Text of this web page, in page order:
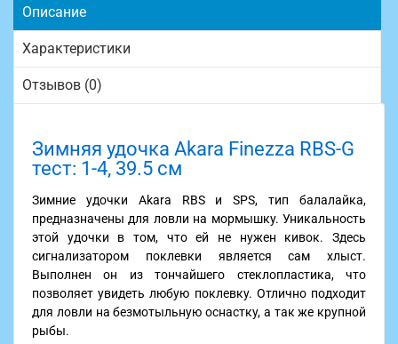
Описание
Характеристики
Отзывов (0)
Зимняя удочка Akara Finezza RBS-G
тест: 1-4, 39.5 см
Зимние удочки Akara RBS и SPS, тип балалайка,
предназначены для ловли на мормышку. Уникальность
этой удочки в том, что ей не нужен кивок. Здесь
сигнализатором поклевки является сам хлыст.
Выполнен он из тончайшего стеклопластика, что
позволяет увидеть любую поклевку. Отлично подходит
для ловли на безмотыльную оснастку, а так же крупной
рыбы.